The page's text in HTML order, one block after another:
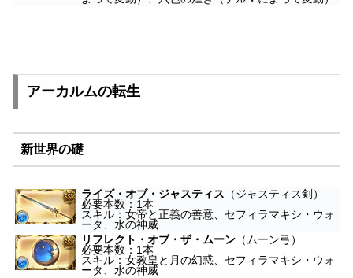
アーカルムの転生
新世界の礎
ライズ・オブ・ジャスティス （ジャスティス剣）
必要本数：1本
スキル：女帝と正義の善意、セフィラマキシ・ウォ
ータ、水の神威
リフレクト・オブ・ザ・ムーン （ムーン弓）
必要本数：1本
スキル：女教皇と月の幻惑、セフィラマキシ・ウォ
ータ、水の神威